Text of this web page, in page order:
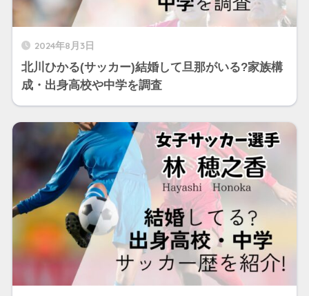
2024年8月3日
北川ひかる(サッカー)結婚して旦那がいる?家族構
成・出身高校や中学を調査